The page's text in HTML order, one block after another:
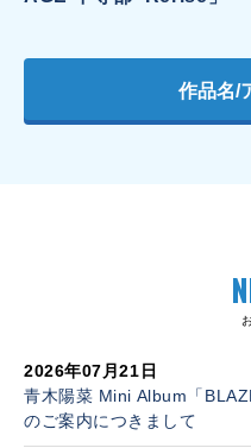
作品名/
2026年07月21日
青木陽菜 Mini Album「
のご案内につきまして